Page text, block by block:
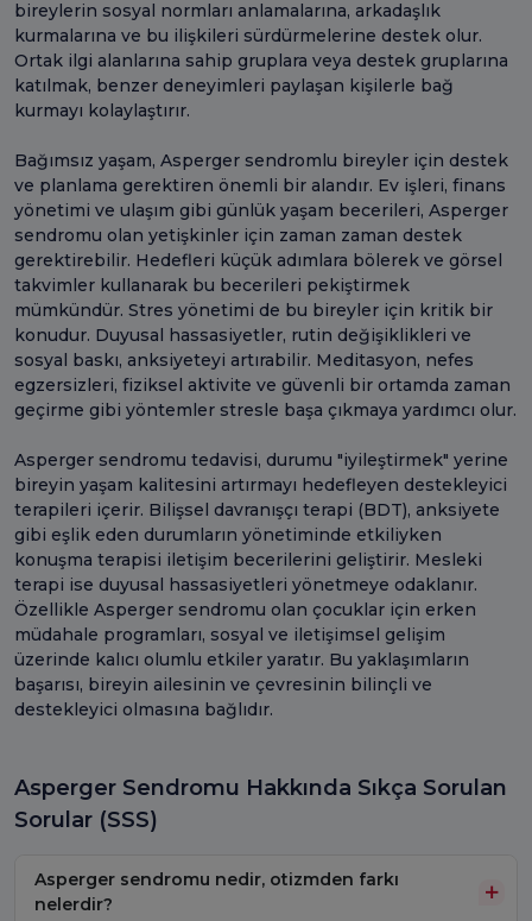
bireylerin sosyal normları anlamalarına, arkadaşlık
kurmalarına ve bu ilişkileri sürdürmelerine destek olur.
Ortak ilgi alanlarına sahip gruplara veya destek gruplarına
katılmak, benzer deneyimleri paylaşan kişilerle bağ
kurmayı kolaylaştırır.
Bağımsız yaşam, Asperger sendromlu bireyler için destek
ve planlama gerektiren önemli bir alandır. Ev işleri, finans
yönetimi ve ulaşım gibi günlük yaşam becerileri, Asperger
sendromu olan yetişkinler için zaman zaman destek
gerektirebilir. Hedefleri küçük adımlara bölerek ve görsel
takvimler kullanarak bu becerileri pekiştirmek
mümkündür. Stres yönetimi de bu bireyler için kritik bir
konudur. Duyusal hassasiyetler, rutin değişiklikleri ve
sosyal baskı, anksiyeteyi artırabilir. Meditasyon, nefes
egzersizleri, fiziksel aktivite ve güvenli bir ortamda zaman
geçirme gibi yöntemler stresle başa çıkmaya yardımcı olur.
Asperger sendromu tedavisi, durumu "iyileştirmek" yerine
bireyin yaşam kalitesini artırmayı hedefleyen destekleyici
terapileri içerir. Bilişsel davranışçı terapi (BDT), anksiyete
gibi eşlik eden durumların yönetiminde etkiliyken
konuşma terapisi iletişim becerilerini geliştirir. Mesleki
terapi ise duyusal hassasiyetleri yönetmeye odaklanır.
Özellikle Asperger sendromu olan çocuklar için erken
müdahale programları, sosyal ve iletişimsel gelişim
üzerinde kalıcı olumlu etkiler yaratır. Bu yaklaşımların
başarısı, bireyin ailesinin ve çevresinin bilinçli ve
destekleyici olmasına bağlıdır.
Asperger Sendromu Hakkında Sıkça Sorulan
Sorular (SSS)
Asperger sendromu nedir, otizmden farkı
nelerdir?